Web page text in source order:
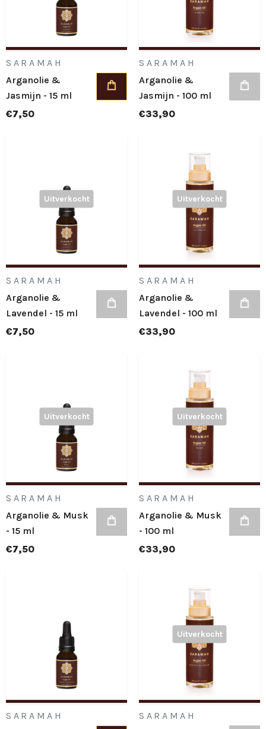
SARAMAH
Arganolie &
Jasmijn - 15 ml
€7,50
SARAMAH
Arganolie &
Jasmijn - 100 ml
€33,90
Uitverkocht
SARAMAH
Arganolie &
Lavendel - 15 ml
€7,50
Uitverkocht
SARAMAH
Arganolie &
Lavendel - 100 ml
€33,90
Uitverkocht
SARAMAH
Arganolie & Musk
- 15 ml
€7,50
Uitverkocht
SARAMAH
Arganolie & Musk
- 100 ml
€33,90
SARAMAH
Uitverkocht
SARAMAH